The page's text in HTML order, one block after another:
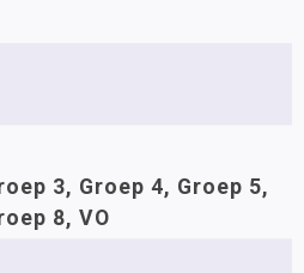
3, Groep 4, Groep 5,
8, VO